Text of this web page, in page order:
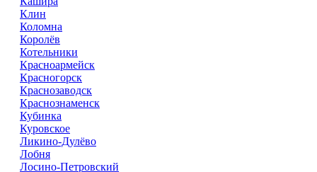
Клин
Коломна
Королёв
Котельники
Красноармейск
Красногорск
Краснозаводск
Краснознаменск
Кубинка
Куровское
Ликино-Дулёво
Лобня
Лосино-Петровский